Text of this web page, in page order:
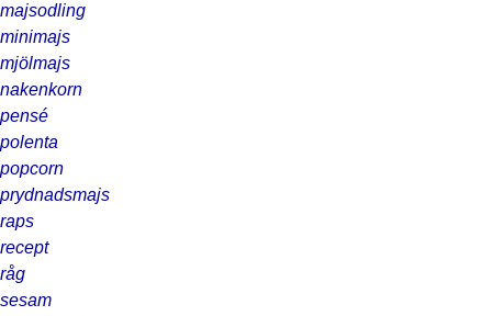
majsodling
minimajs
mjölmajs
nakenkorn
pensé
polenta
popcorn
prydnadsmajs
raps
recept
råg
sesam